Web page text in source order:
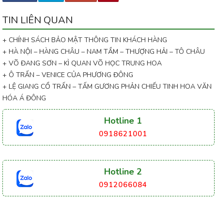
TIN LIÊN QUAN
+ CHÍNH SÁCH BẢO MẬT THÔNG TIN KHÁCH HÀNG
+ HÀ NỘI – HÀNG CHÂU – NAM TẦM – THƯỢNG HẢI – TÔ CHÂU
+ VÕ ĐANG SƠN – KÌ QUAN VÕ HỌC TRUNG HOA
+ Ô TRẤN – VENICE CỦA PHƯƠNG ĐÔNG
+ LỆ GIANG CỔ TRẤN – TẤM GƯƠNG PHẢN CHIẾU TINH HOA VĂN
HÓA Á ĐÔNG
Hotline 1
0918621001
Hotline 2
0912066084